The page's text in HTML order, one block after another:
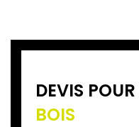
DEVIS
BOIS